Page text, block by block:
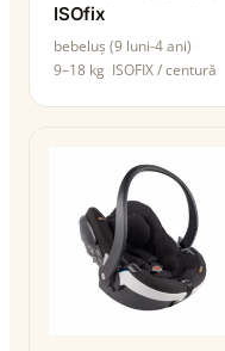
ISOfix
bebeluș (9 luni-4 ani)
9–18 kg ISOFIX / centură